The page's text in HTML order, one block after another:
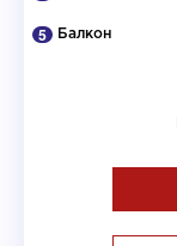
Балкон